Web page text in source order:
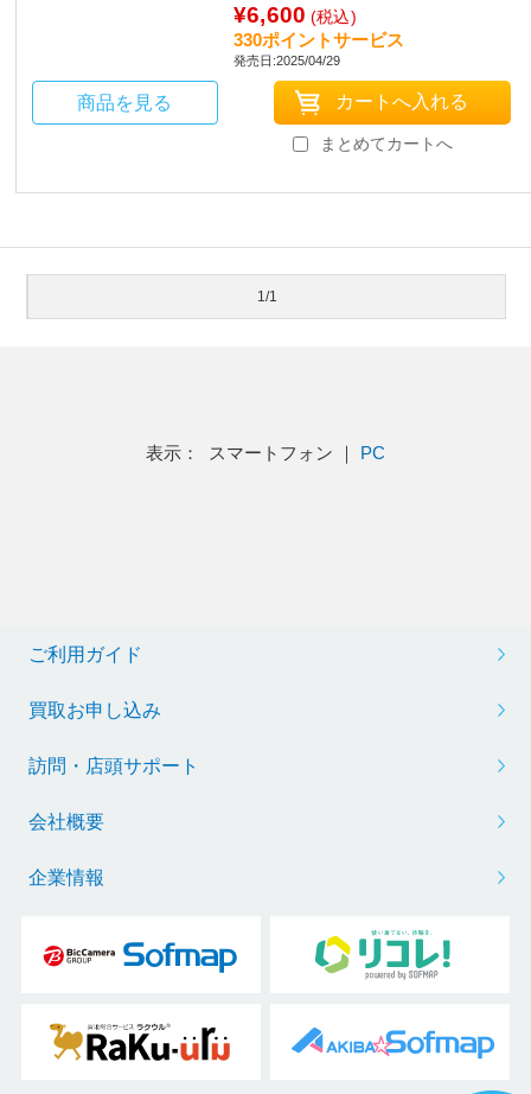
¥6,600 (税込)
330ポイントサービス
発売日:2025/04/29
商品を見る
まとめてカートへ
1/1
表示： スマートフォン ｜ PC
ご利用ガイド
買取お申し込み
訪問・店頭サポート
会社概要
企業情報